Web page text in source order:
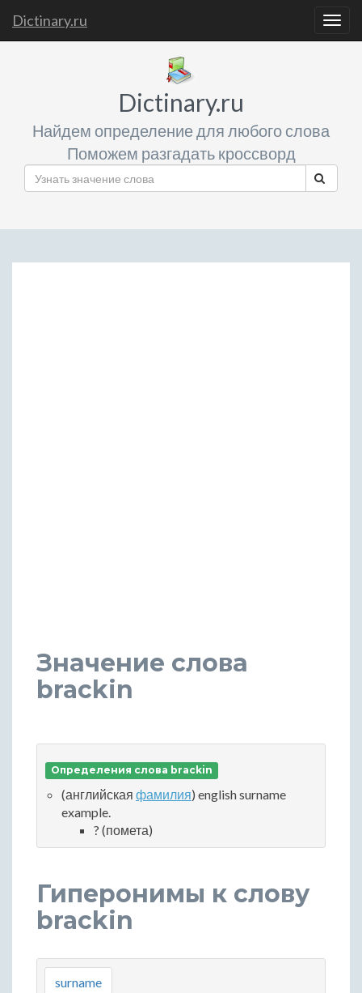
Dictinary.ru
Dictinary.ru
Найдем определение для любого слова
Поможем разгадать кроссворд
Значение слова
brackin
Определения слова brackin
(английская фамилия) english surname
example.
? (помета)
Гиперонимы к слову
brackin
surname